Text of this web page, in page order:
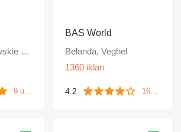
Polandia, Tarnowskie Góry
9 ulasan
BAS World
Belanda, Veghel
1360 iklan
4.2 1671 ulasan